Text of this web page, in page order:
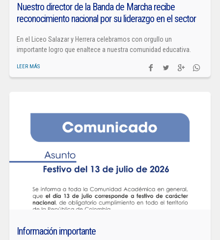
Nuestro director de la Banda de Marcha recibe
reconocimiento nacional por su liderazgo en el sector
En el Liceo Salazar y Herrera celebramos con orgullo un
importante logro que enaltece a nuestra comunidad educativa.
LEER MÁS
Información importante